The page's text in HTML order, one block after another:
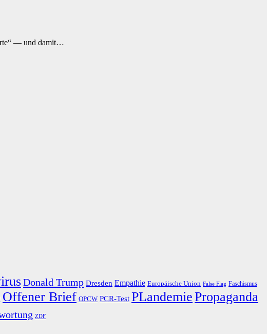
— und damit…
Donald Trump Dresden Empathie Europäische Union False Flag Faschismus
Offener Brief OPCW PCR-Test PLandemiePropaganda
ZDF